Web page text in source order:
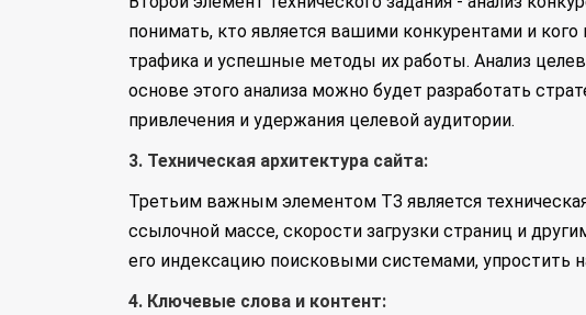
понимать, кто является вашими конкурентами и
трафика и успешные методы их работы. Анализ
основе этого анализа можно будет разработать
привлечения и удержания целевой аудитории.
3. Техническая архитектура сайта:
Третьим важным элементом ТЗ является техническая
ссылочной массе, скорости загрузки страниц и
его индексацию поисковыми системами, упростить
4. Ключевые слова и контент: